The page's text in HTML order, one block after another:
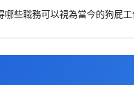
些職務可以視為當今的狗屁